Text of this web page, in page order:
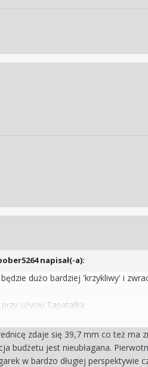
napisał(-a):
dużo bardziej 'krzykliwy' i
użyciu Tapatalka
zdaje się 39,7 mm co też ma
budżetu jest nieubłagana.
w bardzo długiej